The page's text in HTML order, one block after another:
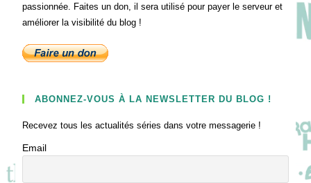
passionnée. Faites un don, il sera utilisé pour payer le serveur et
améliorer la visibilité du blog !
ABONNEZ-VOUS À LA NEWSLETTER DU BLOG !
Recevez tous les actualités séries dans votre messagerie !
Email